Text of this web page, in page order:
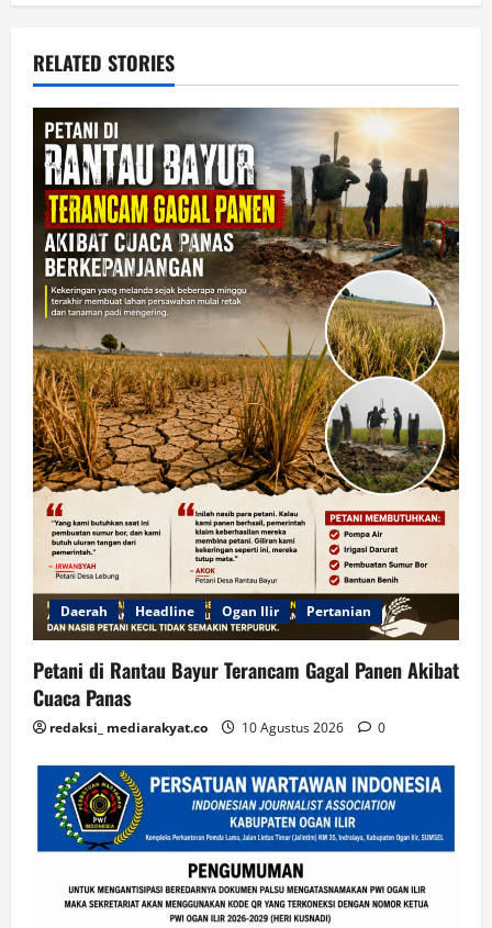
RELATED STORIES
Daerah Headline Ogan Ilir Pertanian
Petani di Rantau Bayur Terancam Gagal Panen Akibat
Cuaca Panas
redaksi_ mediarakyat.co 10 Agustus 2026 0